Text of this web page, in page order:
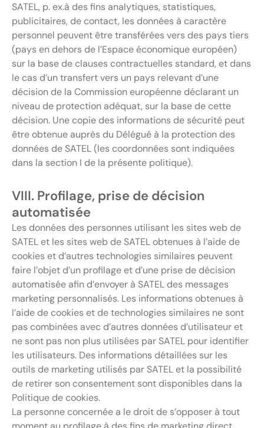
SATEL, p. ex.à des fins analytiques, statistiques,
publicitaires, de contact, les données à caractère
personnel peuvent être transférées vers des pays tiers
(pays en dehors de l’Espace économique européen)
sur la base de clauses contractuelles standard, et dans
le cas d’un transfert vers un pays relevant d’une
décision de la Commission européenne déclarant un
niveau de protection adéquat, sur la base de cette
décision. Une copie des informations de sécurité peut
être obtenue auprès du Délégué à la protection des
données de SATEL (les coordonnées sont indiquées
dans la section I de la présente politique).
VIII. Profilage, prise de décision
automatisée
Les données des personnes utilisant les sites web de
SATEL et les sites web de SATEL obtenues à l’aide de
cookies et d’autres technologies similaires peuvent
faire l’objet d’un profilage et d’une prise de décision
automatisée afin d’envoyer à SATEL des messages
marketing personnalisés. Les informations obtenues à
l’aide de cookies et de technologies similaires ne sont
pas combinées avec d’autres données d’utilisateur et
ne sont pas non plus utilisées par SATEL pour identifier
les utilisateurs. Des informations détaillées sur les
outils de marketing utilisés par SATEL et la possibilité
de retirer son consentement sont disponibles dans la
Politique de cookies.
La personne concernée a le droit de s’opposer à tout